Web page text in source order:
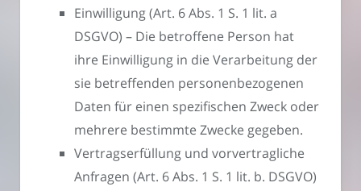
Einwilligung (Art. 6 Abs. 1 S. 1 lit. a
DSGVO) – Die betroffene Person hat
ihre Einwilligung in die Verarbeitung der
sie betreffenden personenbezogenen
Daten für einen spezifischen Zweck oder
mehrere bestimmte Zwecke gegeben.
Vertragserfüllung und vorvertragliche
Anfragen (Art. 6 Abs. 1 S. 1 lit. b. DSGVO)